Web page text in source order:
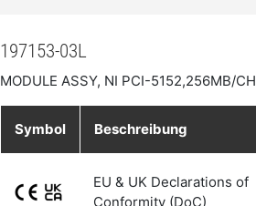
197153-03L
MODULE ASSY, NI PCI-5152,256MB/CH
Symbol Beschreibung
EU & UK Declarations of
Conformity (DoC)